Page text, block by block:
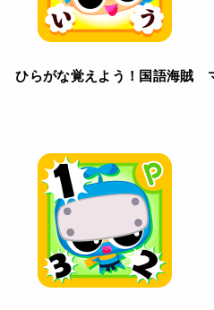
ひらがな覚えよう！国語海賊